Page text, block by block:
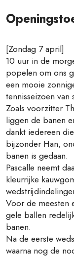
[Zondag 7 april]
10 uur in de
popelen om ons
een mooie
tennisseizoen van
Zoals voorzitter
liggen de banen
dankt iedereen
bijzonder Han,
banen is gedaan.
Pascalle neemt
kleurrijke
Voor de meesten
gele ballen
banen.
Na de eerste
waarna nog de